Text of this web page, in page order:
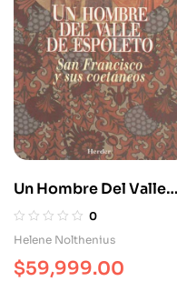
Un Hombre Del Valle
De Espoleto. San
Francisco Y Sus
0
Helene Nolthenius
$59,999.00